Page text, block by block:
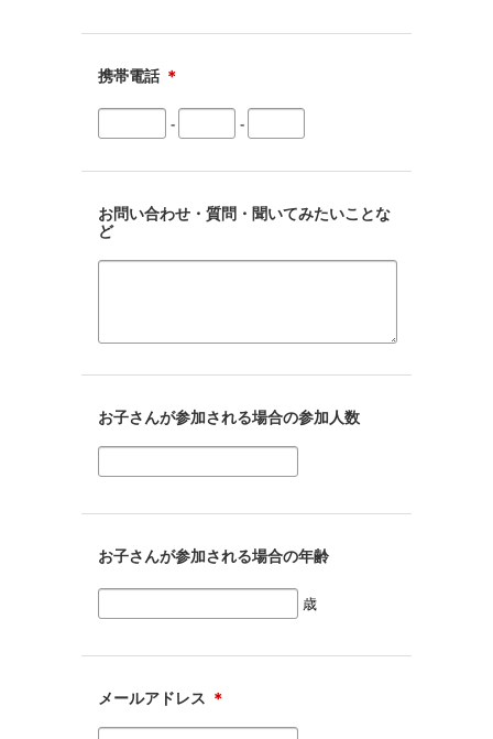
携帯電話 ＊
- -
お問い合わせ・質問・聞いてみたいことな
ど
お子さんが参加される場合の参加人数
お子さんが参加される場合の年齢
歳
メールアドレス ＊